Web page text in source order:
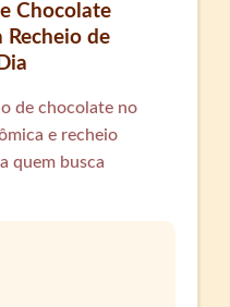
Chocolate
Recheio de
de chocolate no
e recheio
quem busca